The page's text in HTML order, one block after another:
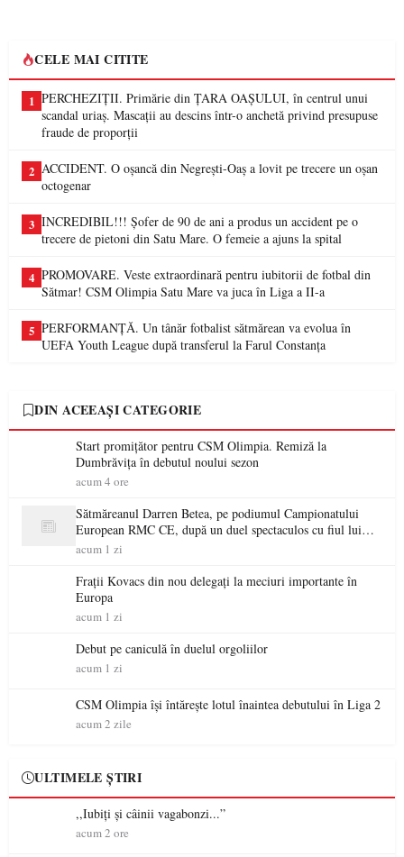
CELE MAI CITITE
1 PERCHEZIȚII. Primărie din ȚARA OAȘULUI, în centrul unui
scandal uriaș. Mascații au descins într-o anchetă privind presupuse
fraude de proporții
2 ACCIDENT. O oșancă din Negrești-Oaș a lovit pe trecere un oșan
octogenar
3 INCREDIBIL!!! Șofer de 90 de ani a produs un accident pe o
trecere de pietoni din Satu Mare. O femeie a ajuns la spital
4 PROMOVARE. Veste extraordinară pentru iubitorii de fotbal din
Sătmar! CSM Olimpia Satu Mare va juca în Liga a II-a
5 PERFORMANȚĂ. Un tânăr fotbalist sătmărean va evolua în
UEFA Youth League după transferul la Farul Constanța
DIN ACEEAȘI CATEGORIE
Start promițător pentru CSM Olimpia. Remiză la
Dumbrăvița în debutul noului sezon
acum 4 ore
Sătmăreanul Darren Betea, pe podiumul Campionatului
European RMC CE, după un duel spectaculos cu fiul lui
Kimi Räikkönen
acum 1 zi
Frații Kovacs din nou delegați la meciuri importante în
Europa
acum 1 zi
Debut pe caniculă în duelul orgoliilor
acum 1 zi
CSM Olimpia își întărește lotul înaintea debutului în Liga 2
acum 2 zile
ULTIMELE ȘTIRI
,,Iubiți și câinii vagabonzi...”
acum 2 ore